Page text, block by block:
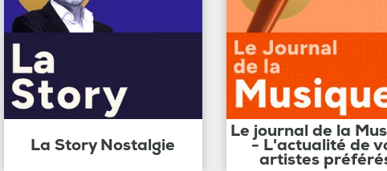
La Story Nostalgie
Le journal de la
- L'actualité de
artistes